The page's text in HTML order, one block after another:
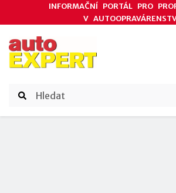
INFORMAČNÍ PORTÁL PRO
V